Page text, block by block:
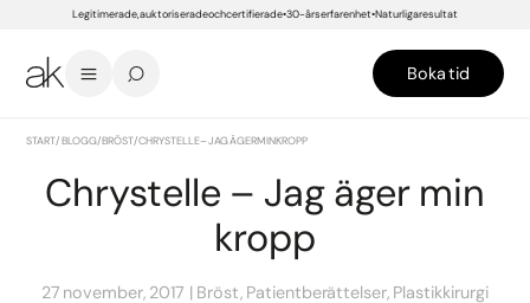
Legitimerade, auktoriserade och certifierade 30-års erfarenhet Naturliga resultat
Boka tid
START/BLOGG/BRÖST/CHRYSTELLE – JAG ÄGER MIN KROPP
Chrystelle – Jag äger min
kropp
27 november, 2017 Bröst, Patientberättelser, Plastikkirurgi